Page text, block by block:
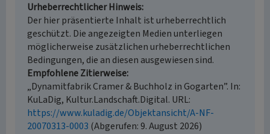
Urheberrechtlicher Hinweis
Der hier präsentierte Inhalt ist urheberrechtlich
geschützt. Die angezeigten Medien unterliegen
möglicherweise zusätzlichen urheberrechtlichen
Bedingungen, die an diesen ausgewiesen sind.
Empfohlene Zitierweise
„Dynamitfabrik Cramer & Buchholz in Gogarten”. In:
KuLaDig, Kultur.Landschaft.Digital. URL:
https://www.kuladig.de/Objektansicht/A-NF-
20070313-0003 (Abgerufen: 9. August 2026)